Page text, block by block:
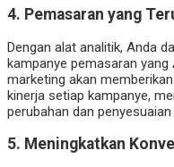
4. Pemasaran yang
Dengan alat analitik, Anda
kampanye pemasaran yang
marketing akan
kinerja setiap kampanye,
perubahan dan
5. Meningkatkan